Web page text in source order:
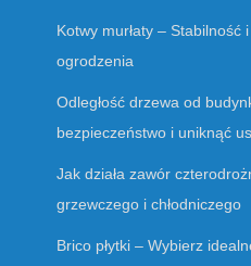
Kotwy murłaty –
ogrodzenia
Odległość drzewa od
bezpieczeństwo i uniknąć
Jak działa zawór
grzewczego i chłodniczego
Brico płytki – Wybierz